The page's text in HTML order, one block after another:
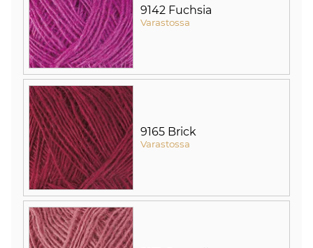
9142 Fuchsia
Varastossa
9165 Brick
Varastossa